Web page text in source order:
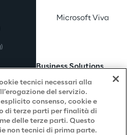
Microsoft Viva
Business Solutions
Mobile
Document
Management
tecnici necessari alla
del servizio.
consenso, cookie e
di terze parti per finalità di
delle terze parti. Questo
non tecnici di prima parte.